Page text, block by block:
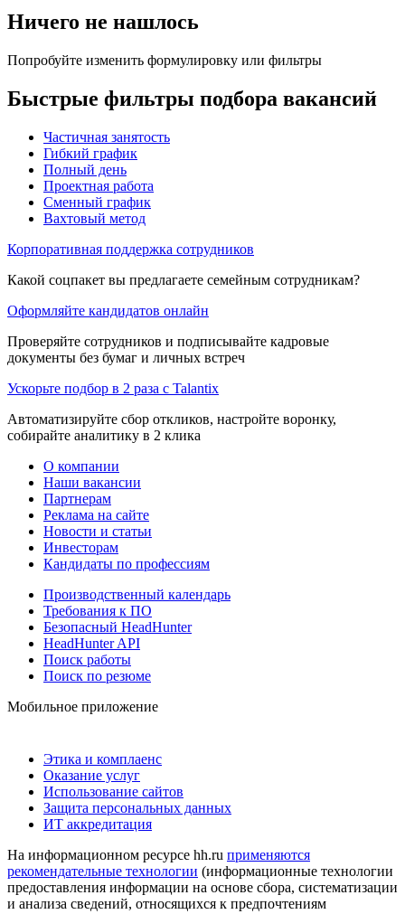
Ничего не нашлось
Попробуйте изменить формулировку или фильтры
Быстрые фильтры подбора вакансий
Частичная занятость
Гибкий график
Полный день
Проектная работа
Сменный график
Вахтовый метод
Корпоративная поддержка сотрудников
Какой соцпакет вы предлагаете семейным сотрудникам?
Оформляйте кандидатов онлайн
Проверяйте сотрудников и подписывайте кадровые
документы без бумаг и личных встреч
Ускорьте подбор в 2 раза с Talantix
Автоматизируйте сбор откликов, настройте воронку,
собирайте аналитику в 2 клика
О компании
Наши вакансии
Партнерам
Реклама на сайте
Новости и статьи
Инвесторам
Кандидаты по профессиям
Производственный календарь
Требования к ПО
Безопасный HeadHunter
HeadHunter API
Поиск работы
Поиск по резюме
Мобильное приложение
Этика и комплаенс
Оказание услуг
Использование сайтов
Защита персональных данных
ИТ аккредитация
На информационном ресурсе hh.ru применяются
рекомендательные технологии (информационные технологии
предоставления информации на основе сбора, систематизации
и анализа сведений, относящихся к предпочтениям